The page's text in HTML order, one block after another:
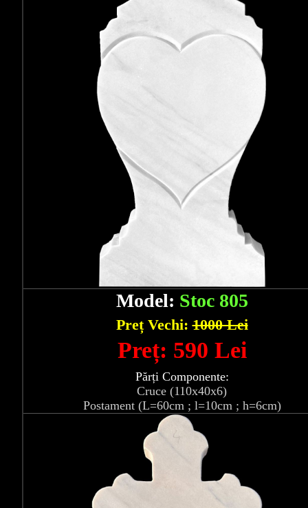
Model: Stoc 805
Preț Vechi:1000 Lei
Preț: 590 Lei
Părți Componente:
Cruce (110x40x6)
Postament (L=60cm ; l=10cm ; h=6cm)